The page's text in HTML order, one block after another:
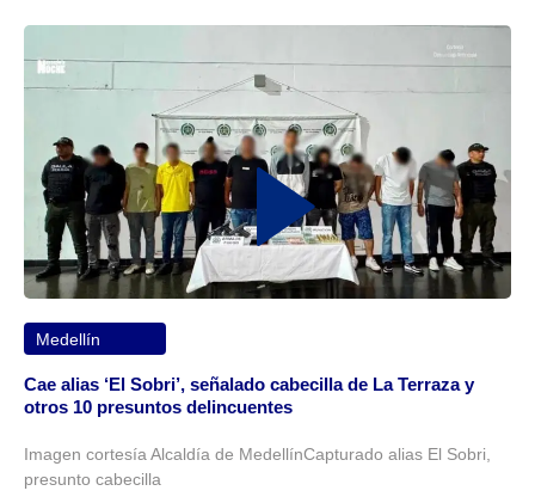
Medellín
Cae alias ‘El Sobri’, señalado cabecilla de La Terraza y
otros 10 presuntos delincuentes
Imagen cortesía Alcaldía de MedellínCapturado alias El Sobri,
presunto cabecilla